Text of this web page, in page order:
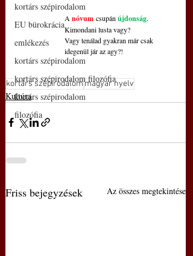
kortárs szépirodalom
EU bürokrácia
emlékezés
kortárs szépirodalom
kortárs szépirodalom filozófia
kortárs szépirodalom
filozófia
A nóvum csupán újdonság.
Kimondani lusta vagy?
Vagy tenálad gyakran már csak
idegenül jár az agy?!
kortárs szépirodalommagyar nyelv
Kultúra
Friss bejegyzések Az összes megtekintése